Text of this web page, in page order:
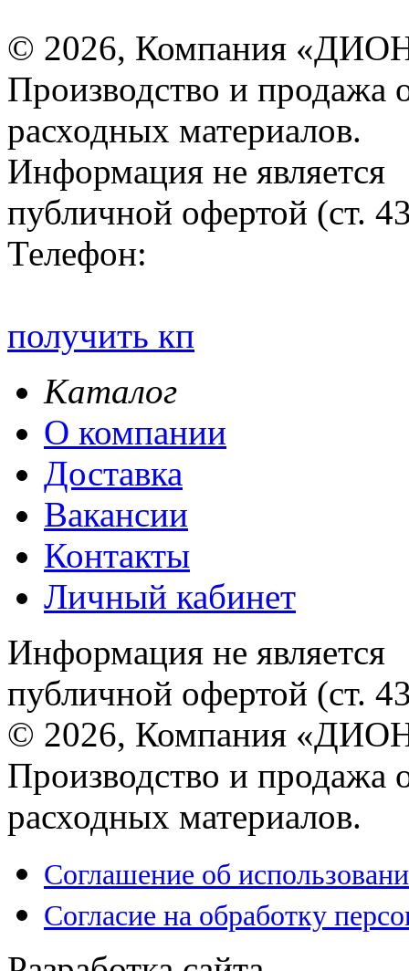
© 2026, Компания
Производство и продажа
расходных материалов.
Информация не является
публичной офертой (ст.
Телефон:
получить кп
Каталог
О компании
Доставка
Вакансии
Контакты
Личный кабинет
Информация не является
публичной офертой (ст.
© 2026, Компания
Производство и продажа
расходных материалов.
Соглашение об
Согласие на обработку